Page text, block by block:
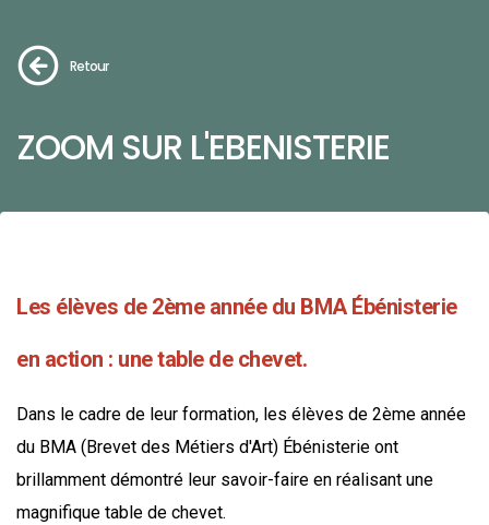
Retour
ZOOM SUR L'EBENISTERIE
Les élèves de 2ème année du BMA Ébénisterie
en action : une table de chevet.
Dans le cadre de leur formation, les élèves de 2ème année
du BMA (Brevet des Métiers d'Art) Ébénisterie ont
brillamment démontré leur savoir-faire en réalisant une
magnifique table de chevet.